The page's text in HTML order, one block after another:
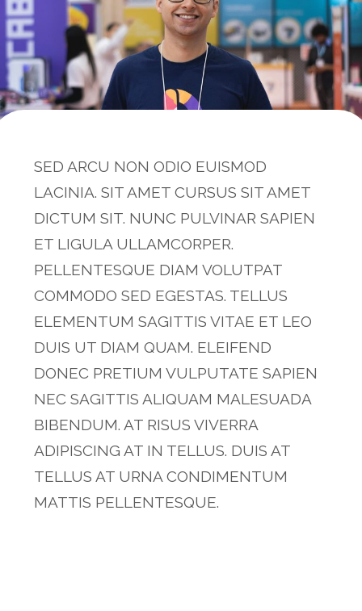
SED ARCU NON ODIO EUISMOD
LACINIA. SIT AMET CURSUS SIT AMET
DICTUM SIT. NUNC PULVINAR SAPIEN
ET LIGULA ULLAMCORPER.
PELLENTESQUE DIAM VOLUTPAT
COMMODO SED EGESTAS. TELLUS
ELEMENTUM SAGITTIS VITAE ET LEO
DUIS UT DIAM QUAM. ELEIFEND
DONEC PRETIUM VULPUTATE SAPIEN
NEC SAGITTIS ALIQUAM MALESUADA
BIBENDUM. AT RISUS VIVERRA
ADIPISCING AT IN TELLUS. DUIS AT
TELLUS AT URNA CONDIMENTUM
MATTIS PELLENTESQUE.